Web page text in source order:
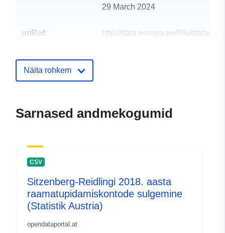
29 March 2024
uriRef:
http://data.europa.eu/88u/
Näita rohkem
Sarnased andmekogumid
CSV
Sitzenberg-Reidlingi 2018. aasta
raamatupidamiskontode sulgemine
(Statistik Austria)
opendataportal.at